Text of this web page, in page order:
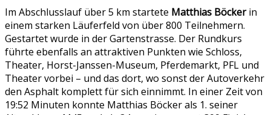
Im Abschlusslauf über 5 km startete Matthias Böckerin
einem starken Läuferfeld von über 800 Teilnehmern.
Gestartet wurde in der Gartenstrasse. Der Rundkurs
führte ebenfalls an attraktiven Punkten wie Schloss,
Theater, Horst-Janssen-Museum, Pferdemarkt, PFL und
Theater vorbei – und das dort, wo sonst der Autoverkehr
den Asphalt komplett für sich einnimmt. In einer Zeit von
19:52 Minuten konnte Matthias Böcker als 1. seiner